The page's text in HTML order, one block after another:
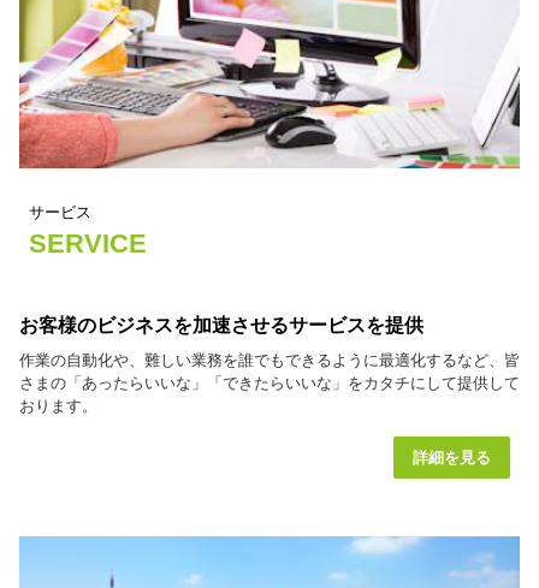
サービス
SERVICE
お客様のビジネスを加速させるサービスを提供
作業の自動化や、難しい業務を誰でもできるように最適化するなど、皆
さまの「あったらいいな」「できたらいいな」をカタチにして提供して
おります。
詳細を見る